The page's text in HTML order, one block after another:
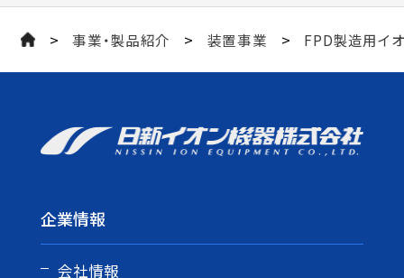
> 事業・製品紹介 > 装置事業 > FPD製造用イ
企業情報
会社情報